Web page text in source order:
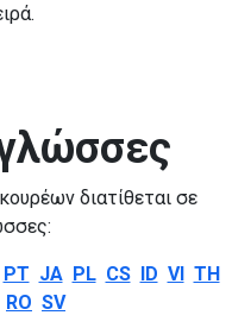
διατίθεται σε
PT JA PL CS ID VI TH
RO SV